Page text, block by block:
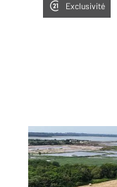
Exclusivité
ST ARMEL 56
220,62 m2, 8
Ref : 13434